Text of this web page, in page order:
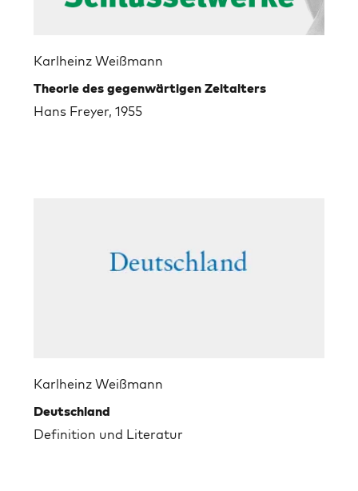
Karlheinz Weißmann
Theorie des gegenwärtigen Zeitalters
Hans Freyer, 1955
Karlheinz Weißmann
Deutschland
Definition und Literatur